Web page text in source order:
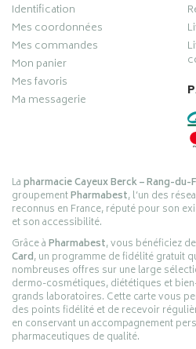
Identification
Mes coordonnées
Mes commandes
Mon panier
Mes favoris
Ma messagerie
Lapharmacie Cayeux Berck – Rang-du-
groupementPharmabest, l’un des
reconnus en France, réputé pour son
et son accessibilité.
Grâce àPharmabest, vous bénéficiez
Card, un programme de fidélité gratuit
nombreuses offres sur une large
dermo-cosmétiques, diététiques et
grands laboratoires. Cette carte vous
des points fidélité et de recevoir
en conservant un accompagnement
pharmaceutiques de qualité.